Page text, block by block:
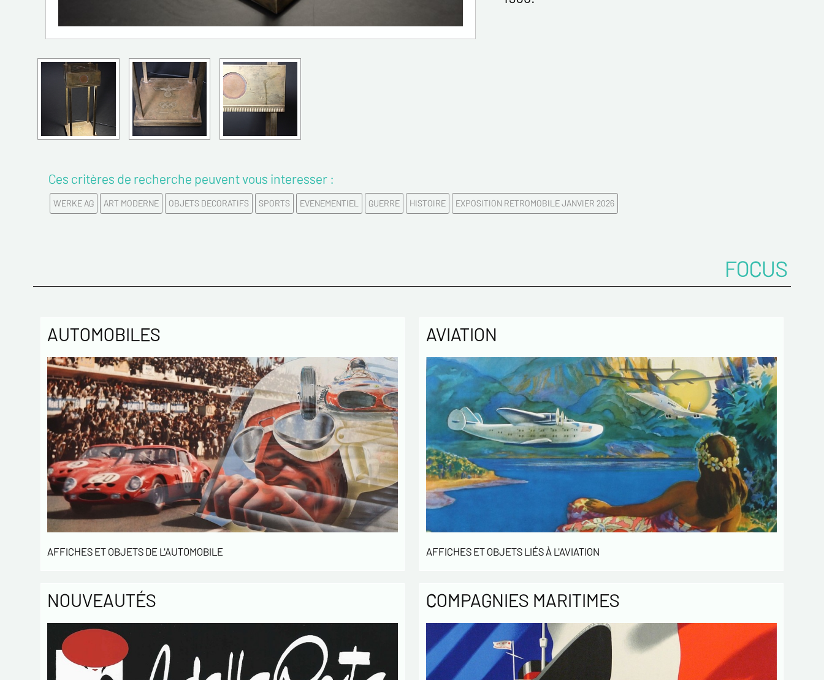
Conformément à la loi « informatique et libertés », vous
pouvez exercer votre droit d'accès aux données vous
concernant et les faire rectifier en nous contactant. Nous
vous informons de l’existence de la liste d'opposition au
démarchage téléphonique « Bloctel », sur laquelle vous
pouvez vous inscrire ici : https://conso.bloctel.fr/
En cochant cette case, j'accepte que les
informations saisies dans ce formulaire soient
utilisées pour me contacter dans le cadre de cet
échange commercial.
En cochant cette case, j'accepte de recevoir
des Lettres d'information de votre part
concernant votre activités.
* champs obligatoires
Envoyer
Ces critères de recherche peuvent vous interesser :
WERKE AG ART MODERNE OBJETS DECORATIFS SPORTS EVENEMENTIEL GUERRE HISTOIRE EXPOSITION RETROMOBILE JANVIER 2026
FOCUS
AUTOMOBILES
AFFICHES ET OBJETS DE L'AUTOMOBILE
AVIATION
AFFICHES ET OBJETS LIÉS À L'AVIATION
NOUVEAUTÉS COMPAGNIES MARITIMES